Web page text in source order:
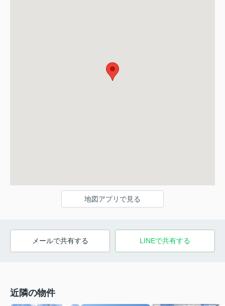
地図アプリで見る
メールで共有する LINEで共有する
近隣の物件